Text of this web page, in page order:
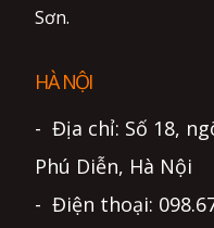
Sơn.
HÀ NỘI
- Địa chỉ: Số 18,
Phú Diễn, Hà Nội
- Điện thoại: